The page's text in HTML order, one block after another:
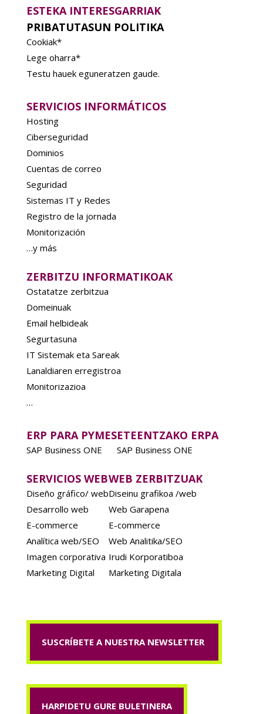
ESTEKA INTERESGARRIAK
PRIBATUTASUN POLITIKA
Cookiak*
Lege oharra*
Testu hauek eguneratzen gaude.
SERVICIOS INFORMÁTICOS
Hosting
Ciberseguridad
Dominios
Cuentas de correo
Seguridad
Sistemas IT y Redes
Registro de la jornada
Monitorización
…y más
ZERBITZU INFORMATIKOAK
Ostatatze zerbitzua
Domeinuak
Email helbideak
Segurtasuna
IT Sistemak eta Sareak
Lanaldiaren erregistroa
Monitorizazioa
…
ERP PARA PYMES
SAP Business ONE
ETEENTZAKO ERPA
SAP Business ONE
SERVICIOS WEB
Diseño gráfico/ web
Desarrollo web
E-commerce
Analítica web/SEO
Imagen corporativa
Marketing Digital
WEB ZERBITZUAK
Diseinu grafikoa /web
Web Garapena
E-commerce
Web Analitika/SEO
Irudi Korporatiboa
Marketing Digitala
SUSCRÍBETE A NUESTRA NEWSLETTER
HARPIDETU GURE BULETINERA